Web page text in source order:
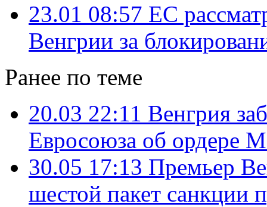
23.01 08:57 ЕС
Венгрии за
Ранее по теме
20.03 22:11 Венгрия
Евросоюза об ордере
30.05 17:13 Премьер
шестой пакет санкции